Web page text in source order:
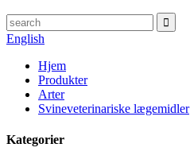
English
Hjem
Produkter
Arter
Svineveterinariske lægemidler
Kategorier